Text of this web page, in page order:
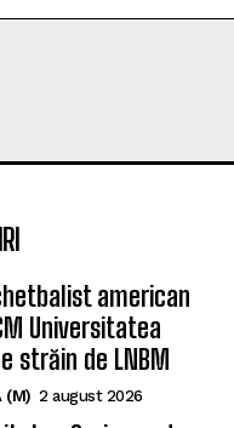
american
Universitatea
străin de LNBM
(M) 2 august 2026